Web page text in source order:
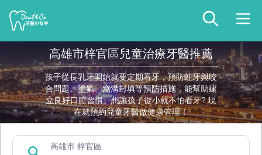
高雄市梓官區兒童治療牙醫推薦
孩子從長乳牙開始就要定期看牙，預防蛀牙與咬
合問題。塗氟、窩溝封填等預防措施，能幫助建
立良好口腔習慣。想讓孩子從小就不怕看牙? 現
在就預約兒童牙醫做健康管理！
高雄市 梓官區